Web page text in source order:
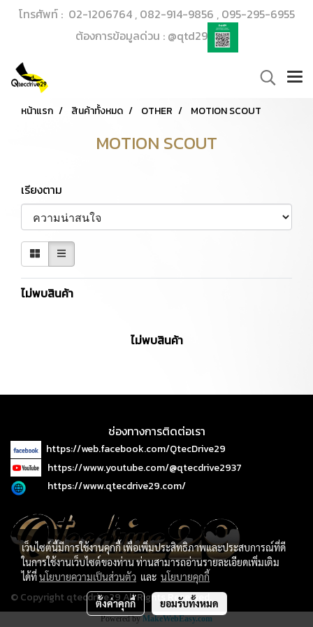
โทรศัพท์ : 02-1206764 , 082-914-9856 , 095-295-6955
ต้องการข้อมูลด่วน : @qtd29
หน้าแรก สินค้าทั้งหมด OTHER MOTION SCOUT
MOTION SCOUT
เรียงตาม
ไม่พบสินค้า
ไม่พบสินค้า
ช่องทางการติดต่อเรา
https://web.facebook.com/QtecDrive29
https://www.youtube.com/@qtecdrive2937
https://www.qtecdrive29.com/
© Copyright qtecdrive29 All Rights Reserved.
Powered byMakeWebEasy.com
เว็บไซต์นี้มีการใช้งานคุกกี้ เพื่อเพิ่มประสิทธิภาพและประสบการณ์ที่ดี
ในการใช้งานเว็บไซต์ของท่าน ท่านสามารถอ่านรายละเอียดเพิ่มเติม
ได้ที่นโยบายความเป็นส่วนตัว และ นโยบายคุกกี้
ตั้งค่าคุกกี้ ยอมรับทั้งหมด